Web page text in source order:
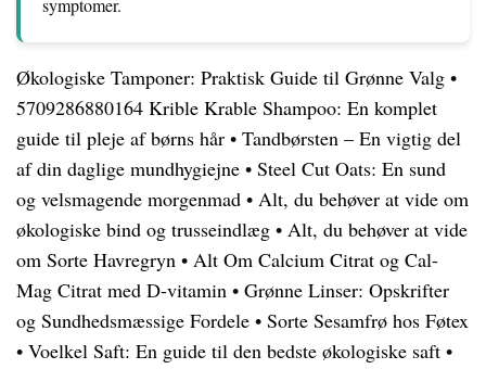
symptomer.
Økologiske Tamponer: Praktisk Guide til Grønne Valg •
5709286880164 Krible Krable Shampoo: En komplet
guide til pleje af børns hår • Tandbørsten – En vigtig del
af din daglige mundhygiejne • Steel Cut Oats: En sund
og velsmagende morgenmad • Alt, du behøver at vide om
økologiske bind og trusseindlæg • Alt, du behøver at vide
om Sorte Havregryn • Alt Om Calcium Citrat og Cal-
Mag Citrat med D-vitamin • Grønne Linser: Opskrifter
og Sundhedsmæssige Fordele • Sorte Sesamfrø hos Føtex
• Voelkel Saft: En guide til den bedste økologiske saft •